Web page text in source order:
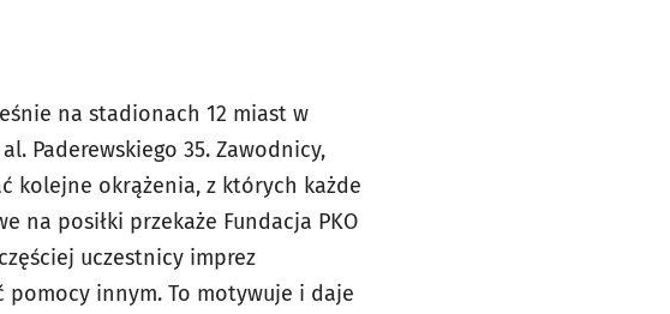
na stadionach 12 miast w
Paderewskiego 35. Zawodnicy,
kolejne okrążenia, z których każde
na posiłki przekaże Fundacja PKO
uczestnicy imprez
innym. To motywuje i daje